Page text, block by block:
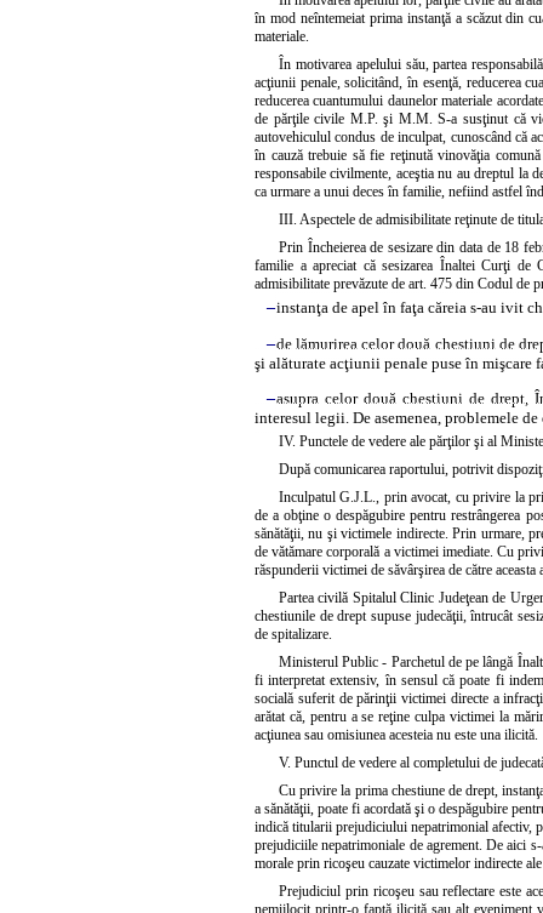
în mod neîntemeiat prima instanţă a scăzut din
materiale.
În motivarea apelului său, partea
acţiunii penale, solicitând, în esenţă, reducerea
reducerea cuantumului daunelor materiale
de părţile civile M.P. şi M.M. S-a susţinut că
autovehiculul condus de inculpat, cunoscând că
în cauză trebuie să fie reţinută vinovăţia
responsabile civilmente, aceştia nu au dreptul la
ca urmare a unui deces în familie, nefiind astfel
III. Aspectele de admisibilitate reţinute de
Prin Încheierea de sesizare din data de 18
familie a apreciat că sesizarea Înaltei Curţi de
admisibilitate prevăzute de art. 475 din Codul de
–instanţa de apel în faţa căreia s-au ivit
–de lămurirea celor două chestiuni de
şi alăturate acţiunii penale puse în
–asupra celor două chestiuni de drept,
interesul legii. De asemenea, problemele
IV. Punctele de vedere ale părţilor şi al
După comunicarea raportului, potrivit
Inculpatul G.J.L., prin avocat, cu privire la
de a obţine o despăgubire pentru restrângerea
sănătăţii, nu şi victimele indirecte. Prin urmare,
de vătămare corporală a victimei imediate. Cu
răspunderii victimei de săvârşirea de către
Partea civilă Spitalul Clinic Judeţean de
chestiunile de drept supuse judecăţii, întrucât
de spitalizare.
Ministerul Public - Parchetul de pe lângă
fi interpretat extensiv, în sensul că poate fi
socială suferit de părinţii victimei directe a
arătat că, pentru a se reţine culpa victimei la
acţiunea sau omisiunea acesteia nu este una ilicită.
V. Punctul de vedere al completului de
Cu privire la prima chestiune de drept,
a sănătăţii, poate fi acordată şi o despăgubire
indică titularii prejudiciului nepatrimonial afectiv,
prejudiciile nepatrimoniale de agrement. De aici
morale prin ricoşeu cauzate victimelor indirecte
Prejudiciul prin ricoşeu sau reflectare este
nemijlocit printr-o faptă ilicită sau alt eveniment